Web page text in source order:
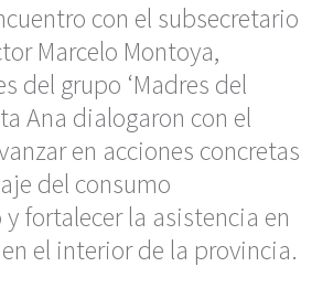
con el subsecretario
Marcelo Montoya,
del grupo ‘Madres del
Ana dialogaron con el
en acciones concretas
del consumo
fortalecer la asistencia en
el interior de la provincia.